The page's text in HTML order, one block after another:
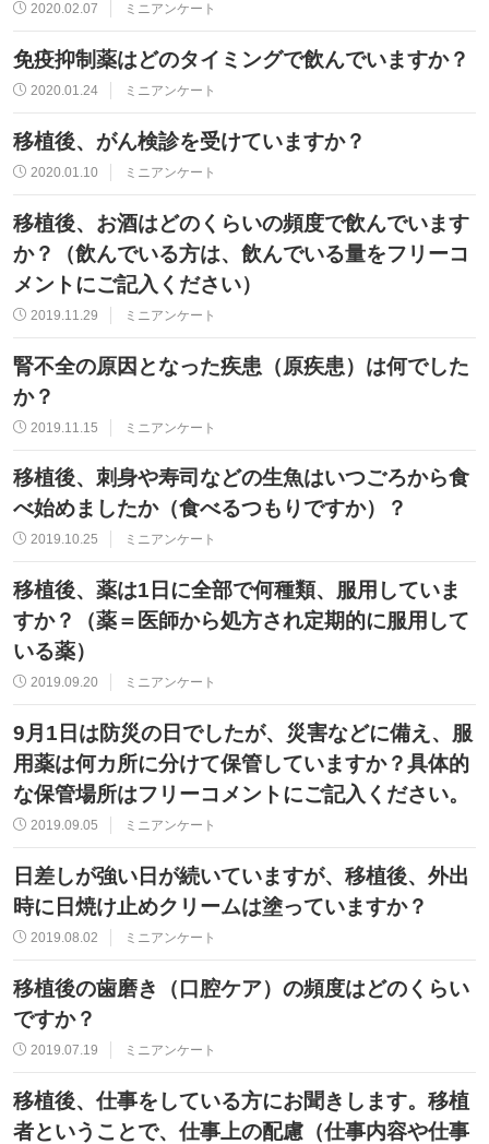
2020.02.07 ミニアンケート
免疫抑制薬はどのタイミングで飲んでいますか？
2020.01.24 ミニアンケート
移植後、がん検診を受けていますか？
2020.01.10 ミニアンケート
移植後、お酒はどのくらいの頻度で飲んでいます
か？（飲んでいる方は、飲んでいる量をフリーコ
メントにご記入ください）
2019.11.29 ミニアンケート
腎不全の原因となった疾患（原疾患）は何でした
か？
2019.11.15 ミニアンケート
移植後、刺身や寿司などの生魚はいつごろから食
べ始めましたか（食べるつもりですか）？
2019.10.25 ミニアンケート
移植後、薬は1日に全部で何種類、服用していま
すか？（薬＝医師から処方され定期的に服用して
いる薬）
2019.09.20 ミニアンケート
9月1日は防災の日でしたが、災害などに備え、服
用薬は何カ所に分けて保管していますか？具体的
な保管場所はフリーコメントにご記入ください。
2019.09.05 ミニアンケート
日差しが強い日が続いていますが、移植後、外出
時に日焼け止めクリームは塗っていますか？
2019.08.02 ミニアンケート
移植後の歯磨き（口腔ケア）の頻度はどのくらい
ですか？
2019.07.19 ミニアンケート
移植後、仕事をしている方にお聞きします。移植
者ということで、仕事上の配慮（仕事内容や仕事